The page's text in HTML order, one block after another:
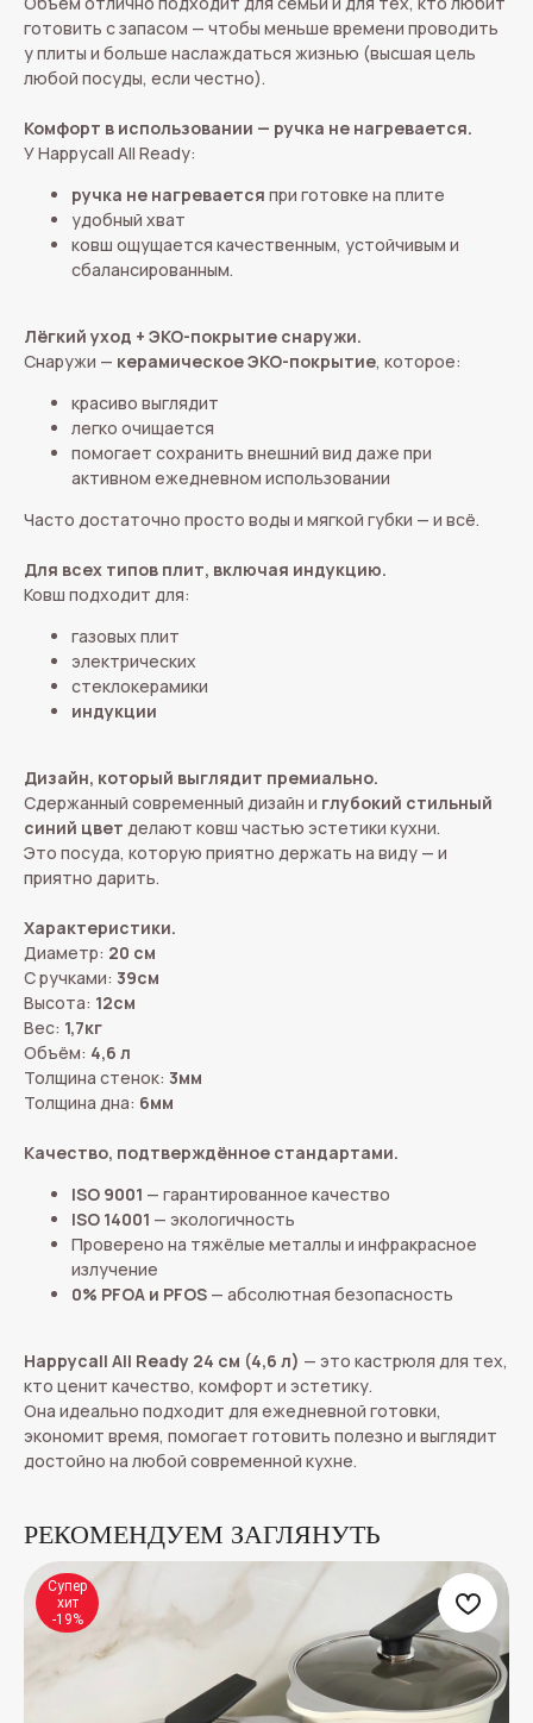
готовить с запасом — чтобы меньше времени проводить
у плиты и больше наслаждаться жизнью (высшая цель
любой посуды, если честно).
Комфорт в использовании — ручка не нагревается.
У Happycall All Ready:
ручка не нагревается при готовке на плите
удобный хват
ковш ощущается качественным, устойчивым и
сбалансированным.
Лёгкий уход + ЭКО-покрытие снаружи.
Снаружи — керамическое ЭКО-покрытие, которое:
красиво выглядит
легко очищается
помогает сохранить внешний вид даже при
активном ежедневном использовании
Часто достаточно просто воды и мягкой губки — и всё.
Для всех типов плит, включая индукцию.
Ковш подходит для:
газовых плит
электрических
стеклокерамики
индукции
Дизайн, который выглядит премиально.
Сдержанный современный дизайн и глубокий стильный
синий цвет делают ковш частью эстетики кухни.
Это посуда, которую приятно держать на виду — и
приятно дарить.
Характеристики.
Диаметр: 20 см
С ручками: 39см
Высота: 12см
Вес: 1,7кг
Объём: 4,6 л
Толщина стенок: 3мм
Толщина дна: 6мм
Качество, подтверждённое стандартами.
ISO 9001 — гарантированное качество
ISO 14001 — экологичность
Проверено на тяжёлые металлы и инфракрасное
излучение
0% PFOA и PFOS — абсолютная безопасность
Happycall All Ready 24 см (4,6 л) — это кастрюля для тех,
кто ценит качество, комфорт и эстетику.
Она идеально подходит для ежедневной готовки,
экономит время, помогает готовить полезно и выглядит
достойно на любой современной кухне.
РЕКОМЕНДУЕМ ЗАГЛЯНУТЬ
Супер
хит
-19%